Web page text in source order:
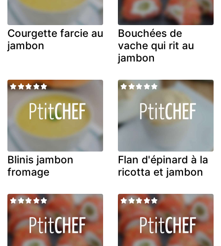
Courgette farcie au
jambon
Bouchées de
vache qui rit au
jambon
Blinis jambon
fromage
Flan d'épinard à la
ricotta et jambon